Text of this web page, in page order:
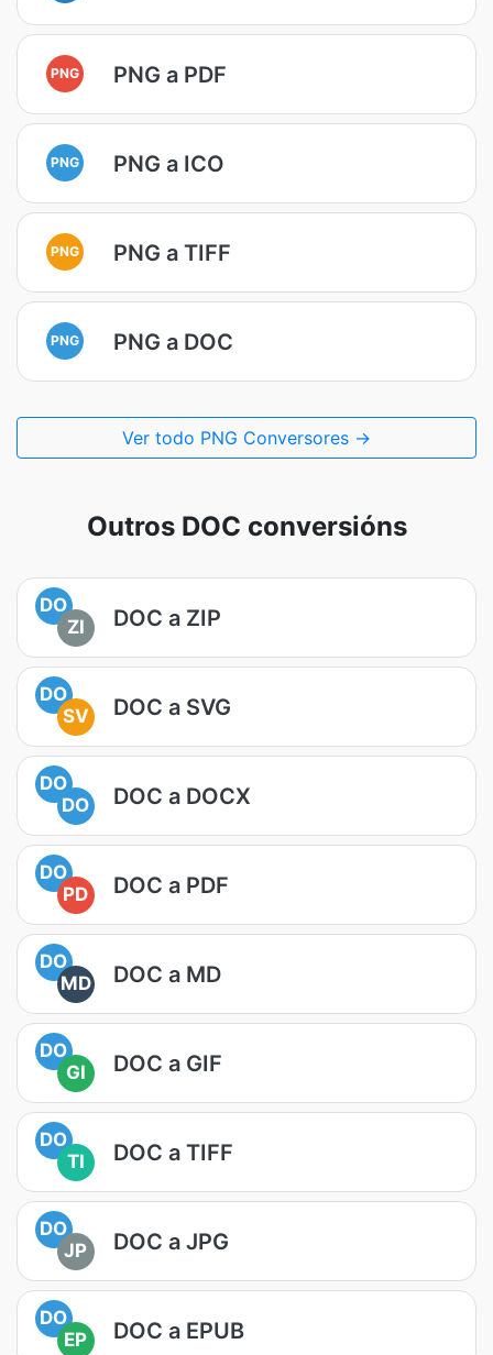
PNG PNG a PDF
PNG PNG a ICO
PNG PNG a TIFF
PNG PNG a DOC
Ver todo PNG Conversores →
Outros DOC conversións
DO
ZI
DOC a ZIP
DO
SV
DOC a SVG
DO
DO
DOC a DOCX
DO
PD
DOC a PDF
DO
MD
DOC a MD
DO
GI
DOC a GIF
DO
TI
DOC a TIFF
DO
JP
DOC a JPG
DO
EP
DOC a EPUB